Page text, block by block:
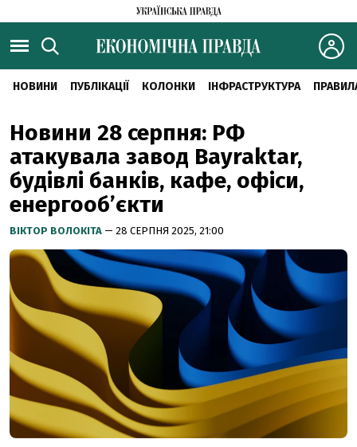
НОВИНИ ПУБЛІКАЦІЇ КОЛОНКИ ІНФРАСТРУКТУРА
Новини 28 серпня: РФ
атакувала завод Bayraktar,
будівлі банків, кафе, офіси,
енергооб’єкти
ВІКТОР ВОЛОКІТА — 28 СЕРПНЯ 2025, 21:00